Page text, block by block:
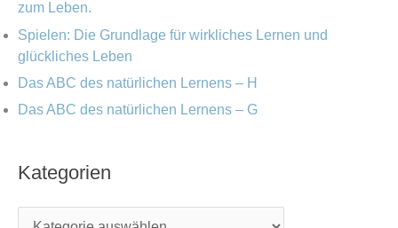
zum Leben.
Spielen: Die Grundlage für wirkliches Lernen und
glückliches Leben
Das ABC des natürlichen Lernens – H
Das ABC des natürlichen Lernens – G
Kategorien